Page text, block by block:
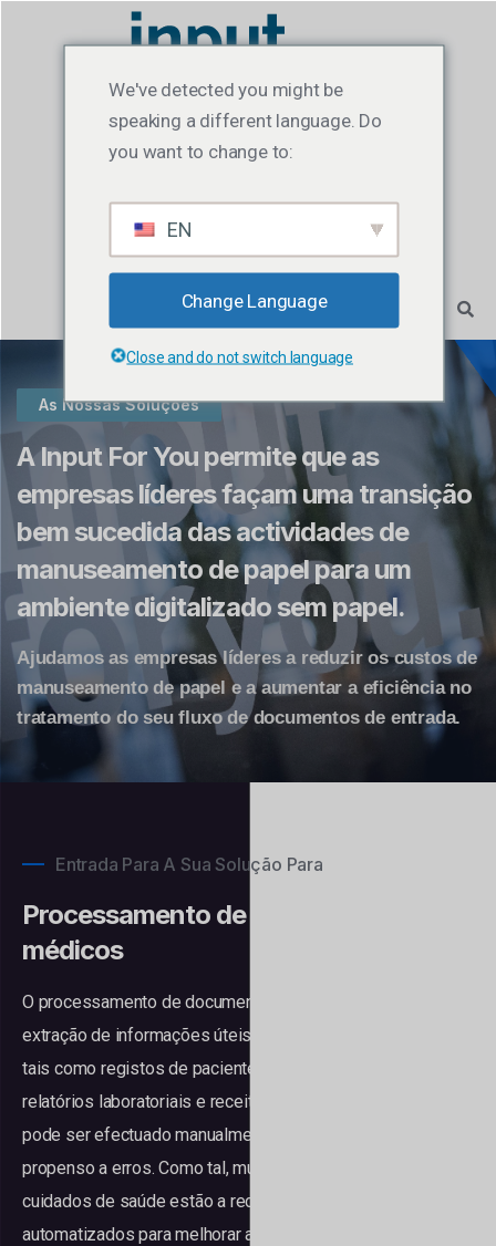
As Nossas Soluções
A Input For You permite que as
empresas líderes façam uma transição
bem sucedida das actividades de
manuseamento de papel para um
ambiente digitalizado sem papel.
Ajudamos as empresas líderes a reduzir os custos de
manuseamento de papel e a aumentar a eficiência no
tratamento do seu fluxo de documentos de entrada.
Entrada Para A Sua Solução Para
Processamento de documentos
médicos
O processamento de documentos médicos envolve a
extração de informações úteis de documentos médicos,
tais como registos de pacientes, históricos médicos,
relatórios laboratoriais e receitas médicas. O processo
pode ser efectuado manualmente, mas pode ser moroso e
propenso a erros. Como tal, muitos prestadores de
cuidados de saúde estão a recorrer a sistemas
automatizados para melhorar a eficiência e a precisão.
We've detected you might be
speaking a different language. Do
you want to change to:
EN
Change Language
Close and do not switch language